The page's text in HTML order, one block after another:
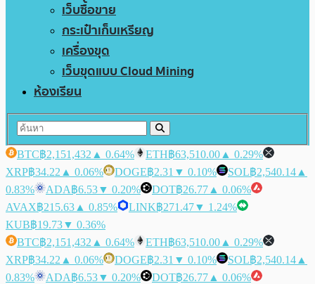
เว็บซื้อขาย
กระเป๋าเก็บเหรียญ
เครื่องขุด
เว็บขุดแบบ Cloud Mining
ห้องเรียน
BTC฿2,151,432 ▲ 0.64% ETH฿63,510.00 ▲ 0.29%
XRP฿34.22 ▲ 0.06% DOGE฿2.31 ▼ 0.10% SOL฿2,540.14 ▲
0.83%
ADA฿6.53▼ 0.20% DOT฿26.77 ▲ 0.06%
AVAX฿215.63 ▲ 0.85% LINK฿271.47▼ 1.24%
KUB฿19.73▼ 0.36%
BTC฿2,151,432 ▲ 0.64% ETH฿63,510.00 ▲ 0.29%
XRP฿34.22 ▲ 0.06% DOGE฿2.31 ▼ 0.10% SOL฿2,540.14 ▲
0.83%
ADA฿6.53▼ 0.20% DOT฿26.77 ▲ 0.06%